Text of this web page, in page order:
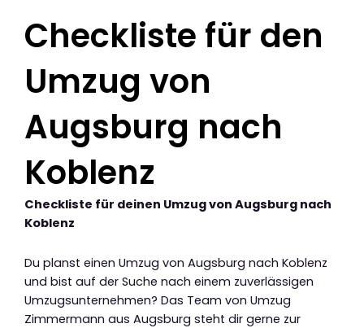
Checkliste für den
Umzug von
Augsburg nach
Koblenz
Checkliste für deinen Umzug von Augsburg nach
Koblenz
Du planst einen Umzug von Augsburg nach Koblenz
und bist auf der Suche nach einem zuverlässigen
Umzugsunternehmen? Das Team von Umzug
Zimmermann aus Augsburg steht dir gerne zur